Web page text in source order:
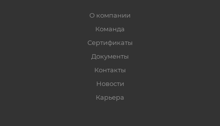
О компании
Команда
Сертификаты
Документы
Контакты
Новости
Карьера